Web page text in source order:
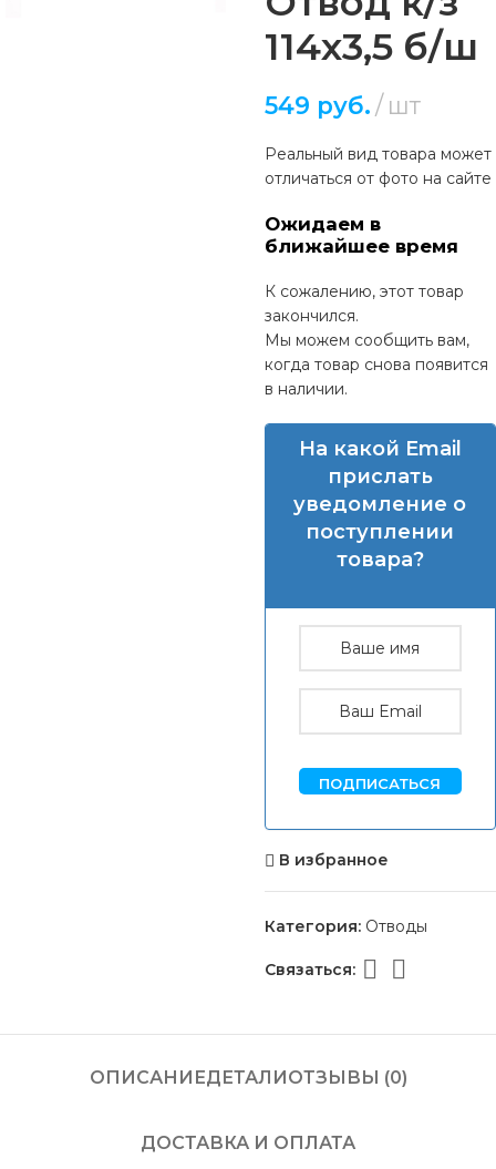
114х3,5 б/ш
549 руб. шт
Реальный вид товара может
отличаться от фото на сайте
Ожидаем в
ближайшее время
К сожалению, этот товар
закончился.
Мы можем сообщить вам,
когда товар снова появится
в наличии.
На какой Email
прислать
уведомление о
поступлении
товара?
ПОДПИСАТЬСЯ
В избранное
Категория: Отводы
Связаться:
ОПИСАНИЕДЕТАЛИОТЗЫВЫ (0)
ДОСТАВКА И ОПЛАТА